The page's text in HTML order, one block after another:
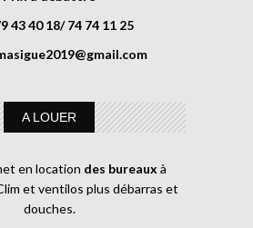
43 40 18/ 74 74 11 25
A LOUER
en location des bureaux à
et ventilos plus débarras et
douches.